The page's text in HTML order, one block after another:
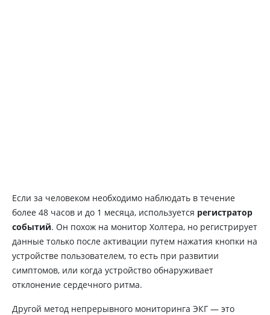
Если за человеком необходимо наблюдать в течение
более 48 часов и до 1 месяца, используется регистратор
событий. Он похож на монитор Холтера, но регистрирует
данные только после активации путем нажатия кнопки на
устройстве пользователем, то есть при развитии
симптомов, или когда устройство обнаруживает
отклонение сердечного ритма.
Другой метод непрерывного мониторинга ЭКГ — это